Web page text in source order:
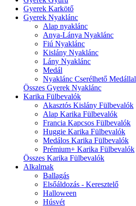
Gyerek Karkötő
Gyerek Nyaklánc
Alap nyaklánc
Anya-Lánya Nyaklánc
Fiú Nyaklánc
Kislány Nyaklánc
Lány Nyaklánc
Medál
Nyaklánc Cserélhető Medállal
Összes Gyerek Nyaklánc
Karika Fülbevalók
Akasztós Kislány Fülbevalók
Alap Karika Fülbevalók
Francia Kapcsos Fülbevalók
Huggie Karika Fülbevalók
Medálos Karika Fülbevalók
Prémium+ Karika Fülbevalók
Összes Karika Fülbevalók
Alkalmak
Ballagás
Elsőáldozás - Keresztelő
Halloween
Húsvét